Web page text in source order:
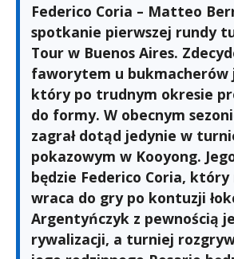
Federico Coria – Matteo
spotkanie pierwszej rundy
Tour w Buenos Aires.
faworytem u bukmacherów
który po trudnym okresie
do formy. W obecnym
zagrał dotąd jedynie w
pokazowym w Kooyong.
będzie Federico Coria, który
wraca do gry po kontuzji
Argentyńczyk z pewnością
rywalizacji, a turniej